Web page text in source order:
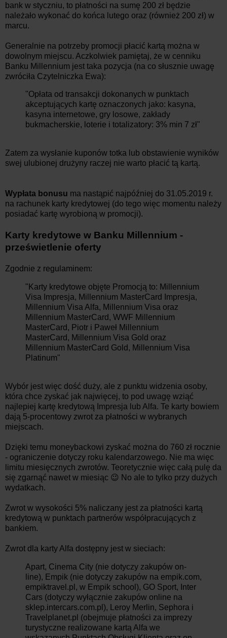
bank w styczniu, to płatności na sumę 200 zł będzie
należało wykonać do końca lutego oraz (również 200 zł) w
marcu.
Generalnie na potrzeby promocji płacić kartą można w
dowolnym miejscu. Aczkolwiek pamiętaj, że w cenniku
Banku Millennium jest taka pozycja (na co słusznie uwagę
zwróciła Czytelniczka Ewa):
"Opłata od transakcji dokonanych w punktach
akceptujących kartę oznaczonych jako: kasyna,
kasyna internetowe, gry losowe, zakłady
bukmacherskie, loterie i totalizatory: 3% min 7 zł"
Zatem za wysłanie kuponów totka lub obstawienie wyników
swej ulubionej drużyny raczej nie warto płacić tą kartą.
Wypłata bonusu ma nastąpić najpóźniej do 31.05.2019 r.
na rachunek karty kredytowej (do tego więc momentu należy
posiadać kartę wyrobioną w promocji).
Karty kredytowe w Banku Millennium -
prześwietlenie oferty
Zgodnie z regulaminem:
"Karty kredytowe objęte Promocją to: Millennium
Visa Impresja, Millennium MasterCard Impresja,
Millennium Visa Alfa, Millennium Visa oraz
Millennium MasterCard, WWF Millennium
MasterCard, Piotr i Paweł Millennium
MasterCard, Millennium Visa Gold oraz
Millennium MasterCard Gold, Millennium Visa
Platinum"
Wybór jest więc dość duży, ale z punktu widzenia osoby,
która chce zyskać jak najwięcej, to pod uwagę wziąć
najlepiej kartę kredytową Impresja lub Alfa. Te karty bowiem
dają 5-procentowy zwrot za płatności w wybranych
miejscach.
Dzięki temu moneybackowi zyskać można do 760 zł rocznie
- ograniczenie dotyczy roku kalendarzowego. Nie ma więc
limitu miesięcznych zwrotów. Teoretycznie więc całą pulę da
się zgarnąć nawet w miesiąc 😉 No ale to tylko przy dużych
wydatkach.
Zwrot w wysokości 5% naliczany jest za płatności kartą
kredytową w punktach partnerów współpracujących z
bankiem.
Zwrot dla karty Alfa dostępny jest w sieciach:
Apart, Cinema City (nie dotyczy zakupów on-
line), Empik (nie dotyczy zakupów na empik.com,
empiktravel.pl, w Empik school), GO Sport, Inter
Cars (dotyczy wyłącznie zakupów online na
sklep.intercars.com.pl), Leroy Merlin, Sephora i
Travelplanet.pl (obejmuje płatności za imprezy
turystyczne realizowane kartą Alfa we